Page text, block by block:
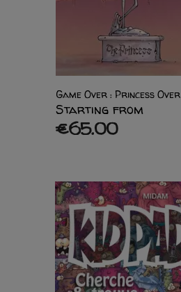
Game Over : Princess Over
Starting from
€65.00